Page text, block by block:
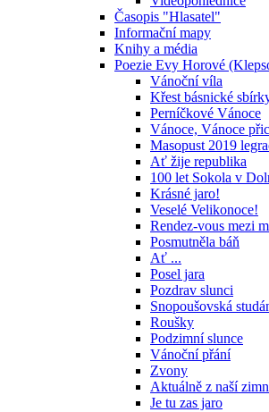
Časopis "Hlasatel"
Informační mapy
Knihy a média
Poezie Evy Horové
Vánoční víla
Křest básnické
Perníčkové Vánoce
Vánoce, Vánoce
Masopust 2019
Ať žije republika
100 let Sokola v
Krásné jaro!
Veselé Velikonoce!
Rendez-vous mezi
Posmutněla báň
Ať ...
Posel jara
Pozdrav slunci
Snopoušovská
Roušky
Podzimní slunce
Vánoční přání
Zvony
Aktuálně z naší
Je tu zas jaro